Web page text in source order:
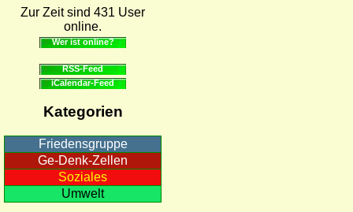
Zur Zeit sind 431 User
online.
Wer ist online?
RSS-Feed
iCalendar-Feed
Kategorien
Friedensgruppe
Ge-Denk-Zellen
Soziales
Umwelt